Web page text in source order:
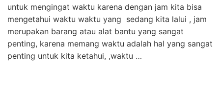
untuk mengingat waktu karena dengan jam kita bisa
mengetahui waktu waktu yang sedang kita lalui , jam
merupakan barang atau alat bantu yang sangat
penting, karena memang waktu adalah hal yang sangat
penting untuk kita ketahui, ,waktu …